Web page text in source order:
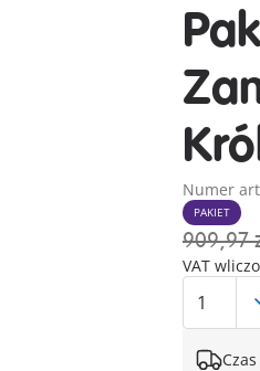
Numer
PAKIET
909,97
VAT